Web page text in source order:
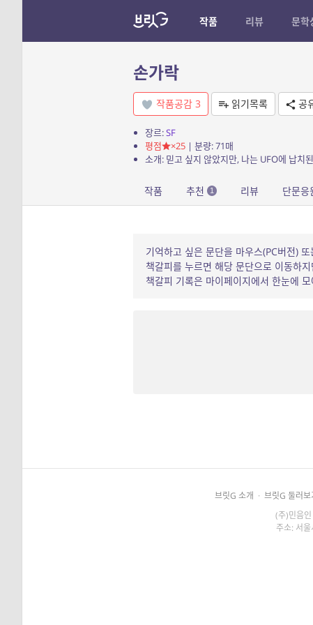
작품 리뷰 문학
손가락
작품공감 3 읽기목록 공
장르:SF
평점
×25| 분량: 71매
소개: 믿고 싶지 않았지만, 나는 UFO에 납치
작품 추천 1 리뷰 단문응
기억하고 싶은 문단을 마우스(PC버전)
책갈피를 누르면 해당 문단으로 이동하
책갈피 기록은 마이페이지에서 한눈에
브릿G 소개 · 브릿G 둘러보
(주)민음인
주소: 서